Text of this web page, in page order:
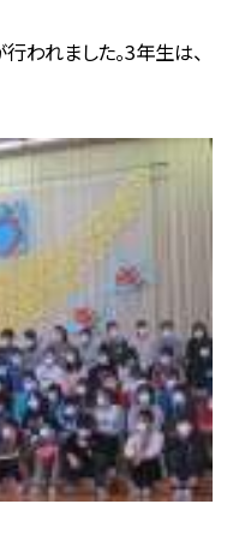
われました。3年生は、